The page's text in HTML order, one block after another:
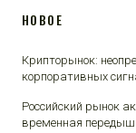
НОВОЕ
Крипторынок:
корпоративных
Российский рынок
временная